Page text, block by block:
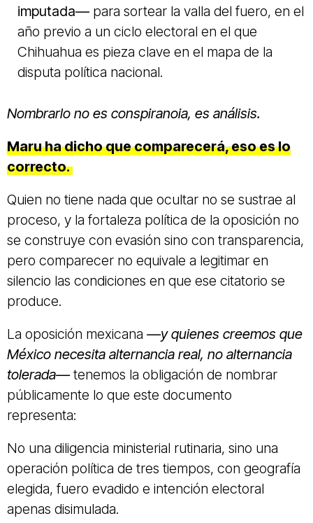
imputada— para sortear la valla del fuero, en el
año previo a un ciclo electoral en el que
Chihuahua es pieza clave en el mapa de la
disputa política nacional.
Nombrarlo no es conspiranoia, es análisis.
Maru ha dicho que comparecerá, eso es lo
correcto.
Quien no tiene nada que ocultar no se sustrae al
proceso, y la fortaleza política de la oposición no
se construye con evasión sino con transparencia,
pero comparecer no equivale a legitimar en
silencio las condiciones en que ese citatorio se
produce.
La oposición mexicana —y quienes creemos que
México necesita alternancia real, no alternancia
tolerada— tenemos la obligación de nombrar
públicamente lo que este documento
representa:
No una diligencia ministerial rutinaria, sino una
operación política de tres tiempos, con geografía
elegida, fuero evadido e intención electoral
apenas disimulada.